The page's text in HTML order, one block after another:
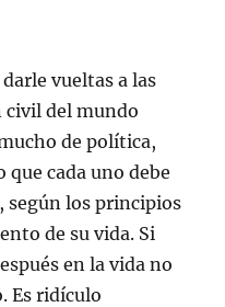
vueltas a las
civil del mundo
de política,
que cada uno debe
según los principios
de su vida. Si
en la vida no
Es ridículo